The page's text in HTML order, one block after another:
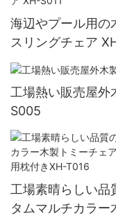
海辺やプール用の
スリングチェア
工場熱い販売屋外
S005
工場素晴らしい品
タムマルチカラー